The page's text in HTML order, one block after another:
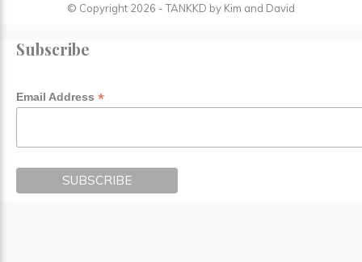
© Copyright 2026 - TANKKD by Kim and David
Subscribe
Email Address *